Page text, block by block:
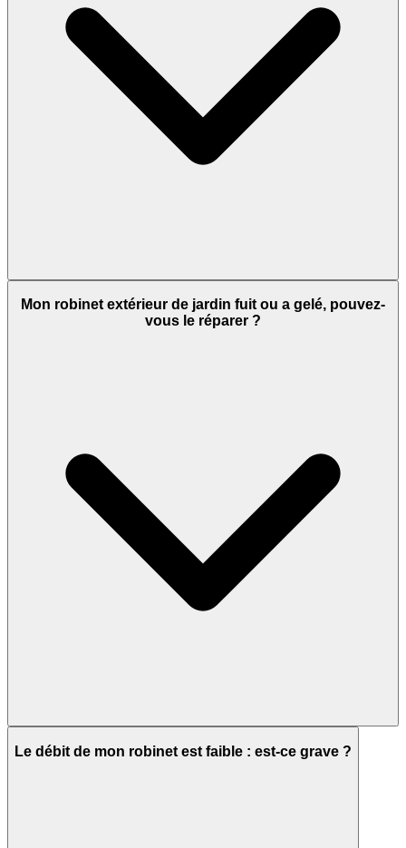
Mon robinet extérieur de jardin fuit ou a gelé, pouvez-
vous le réparer ?
Le débit de mon robinet est faible : est-ce grave ?